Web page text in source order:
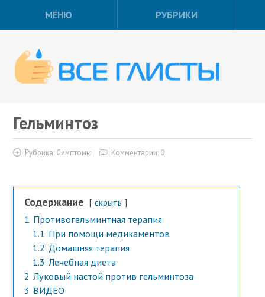
МЕНЮ РУБРИКИ
Гельминтоз
Рубрика: Симптомы Комментарии: 0
Содержание скрыть
1 Противогельминтная терапия
1.1 При помощи медикаментов
1.2 Домашняя терапия
1.3 Лечебная диета
2 Луковый настой против гельминтоза
3 ВИДЕО